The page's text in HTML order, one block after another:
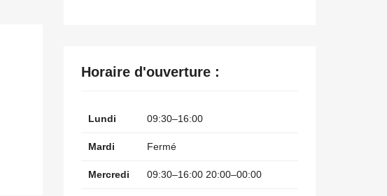
Horaire d'ouverture :
Lundi 09:30–16:00
Mardi Fermé
Mercredi 09:30–16:00 20:00–00:00